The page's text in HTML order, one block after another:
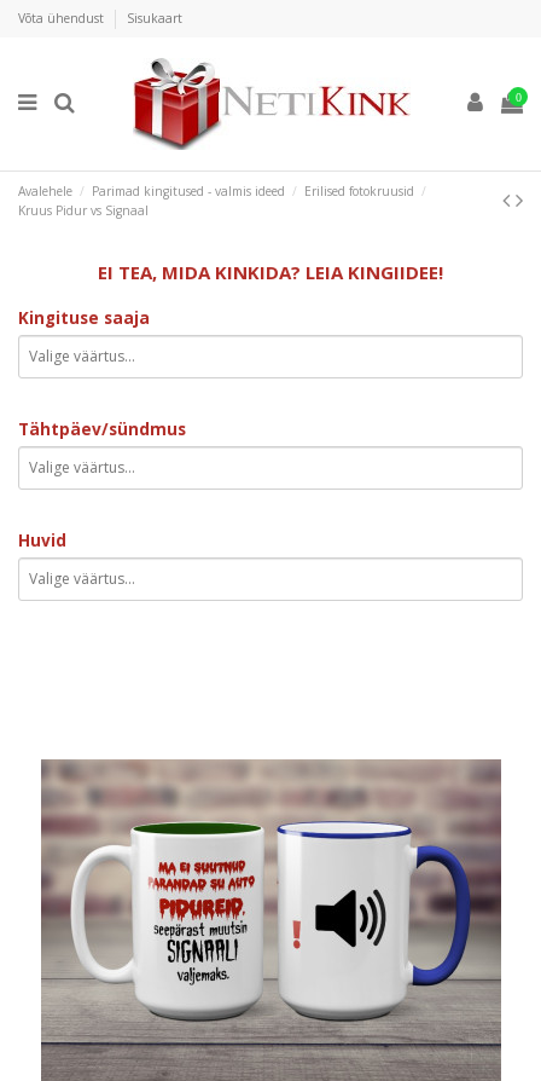
Võta ühendust Sisukaart
0
Avalehele Parimad kingitused - valmis ideed
Erilised fotokruusid
Kruus Pidur vs Signaal
EI TEA, MIDA KINKIDA? LEIA KINGIIDEE!
Kingituse saaja
Tähtpäev/sündmus
Huvid